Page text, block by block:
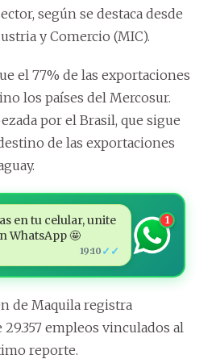
según se destaca desde
y Comercio (MIC).
el 77% de las exportaciones
los países del Mercosur.
por el Brasil, que sigue
de las exportaciones
en tu celular, unite
WhatsApp 🤩
19:10 ✓✓
1
de Maquila registra
empleos vinculados al
reporte.